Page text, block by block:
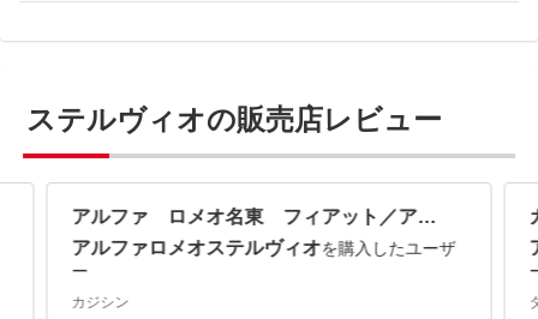
ステルヴィオの販売店レビュー
アルファ ロメオ名東 フィアット／アバルト名東 株式会社ホワイトハウス
アルファロメオステルヴィオを購入したユーザ
ー
カジシン